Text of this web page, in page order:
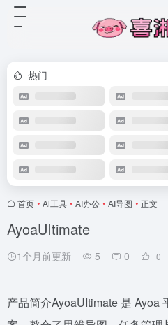
热门
首页 • Al工具 • AI办公 • AI导图 • 正文
AyoaUItimate
1个月前更新 5 0 0
产品简介AyoaUItimate 是 Ayoa